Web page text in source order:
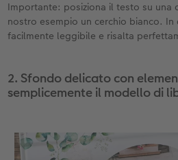
Importante: posiziona il testo su una
nostro esempio un cerchio bianco.
facilmente leggibile e risalta
2. Sfondo delicato con
semplicemente il modello di